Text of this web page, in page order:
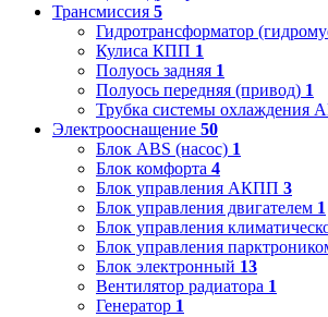
Трансмиссия 5
Гидротрансформатор
Кулиса КПП 1
Полуось задняя 1
Полуось передняя (привод) 1
Трубка системы охлаждения
Электрооснащение 50
Блок ABS (насос) 1
Блок комфорта 4
Блок управления АКПП 3
Блок управления двигателем 1
Блок управления
Блок управления
Блок электронный 13
Вентилятор радиатора 1
Генератор 1